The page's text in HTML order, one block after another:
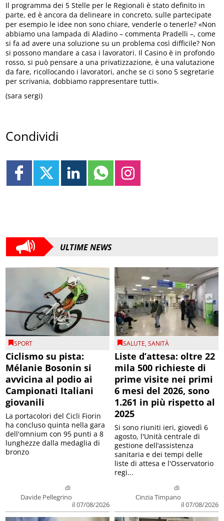
Il programma dei 5 Stelle per le Regionali è stato definito in
parte, ed è ancora da delineare in concreto, sulle partecipate
per esempio le idee non sono chiare, venderle o tenerle? «Non
abbiamo una lampada di Aladino – commenta Pradelli –, come
si fa ad avere una soluzione su un problema così difficile? Non
si possono mandare a casa i lavoratori. Il Casino è in profondo
rosso, si può pensare a una privatizzazione, è una valutazione
da fare, ricollocando i lavoratori, anche se ci sono 5 segretarie
per scrivania, dobbiamo rappresentare tutti».
(sara sergi)
Condividi
ULTIME NEWS
SPORT
Ciclismo su pista:
Mélanie Bosonin si
avvicina al podio ai
Campionati Italiani
giovanili
di
Davide Pellegrino
il 07/08/2026
La portacolori del Cicli Fiorin
ha concluso quinta nella gara
dell'omnium con 95 punti a 8
lunghezze dalla medaglia di
bronzo
SALUTE,SANITÀ
Liste d’attesa: oltre 22
mila 500 richieste di
prime visite nei primi
6 mesi del 2026, sono
1.261 in più rispetto al
2025
di
Cinzia Timpano
il 07/08/2026
Si sono riuniti ieri, giovedì 6
agosto, l'Unità centrale di
gestione dell’assistenza
sanitaria e dei tempi delle
liste di attesa e l'Osservatorio
regi...